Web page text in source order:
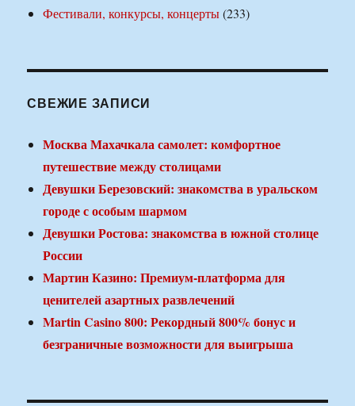
Фестивали, конкурсы, концерты(233)
СВЕЖИЕ ЗАПИСИ
Москва Махачкала самолет: комфортное
путешествие между столицами
Девушки Березовский: знакомства в уральском
городе с особым шармом
Девушки Ростова: знакомства в южной столице
России
Мартин Казино: Премиум-платформа для
ценителей азартных развлечений
Martin Casino 800: Рекордный 800% бонус и
безграничные возможности для выигрыша